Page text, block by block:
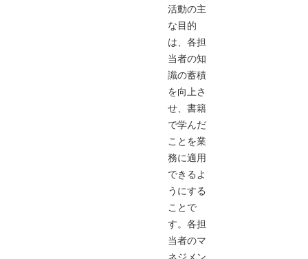
活動の主
な目的
は、各担
当者の知
識の蓄積
を向上さ
せ、書籍
で学んだ
ことを業
務に適用
できるよ
うにする
ことで
す。各担
当者のマ
ネジメン